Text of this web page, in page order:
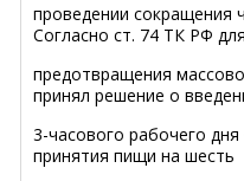
проведении сокращения
Согласно ст. 74 ТК РФ для
предотвращения
принял решение о
3-часового рабочего
принятия пищи на шесть